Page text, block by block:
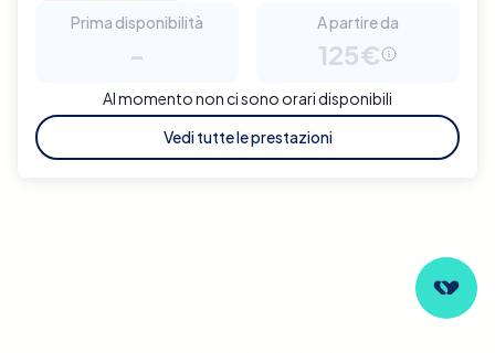
Prima disponibilità
-
A partire da
125€
Al momento non ci sono orari disponibili
Vedi tutte le prestazioni